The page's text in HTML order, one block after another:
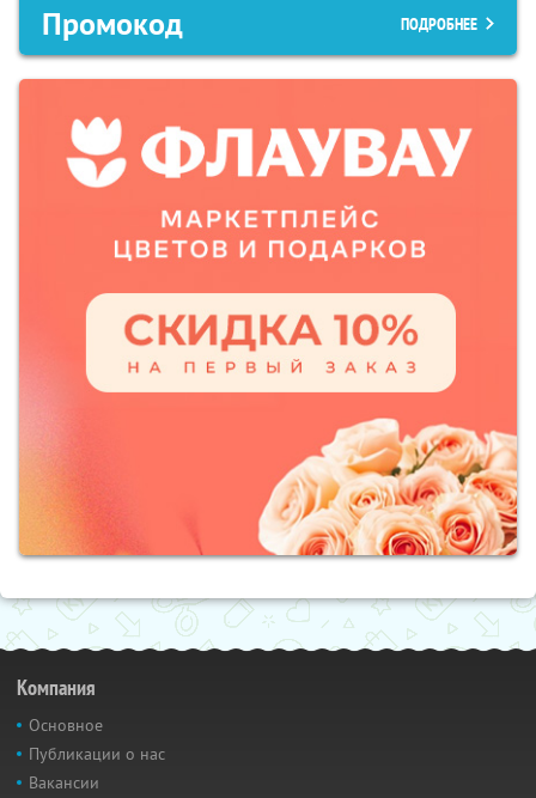
Промокод ПОДРОБНЕЕ
Компания
Основное
Публикации о нас
Вакансии